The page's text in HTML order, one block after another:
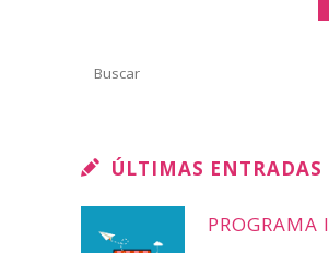
ÚLTIMAS ENTRADAS
PROGRAMA I